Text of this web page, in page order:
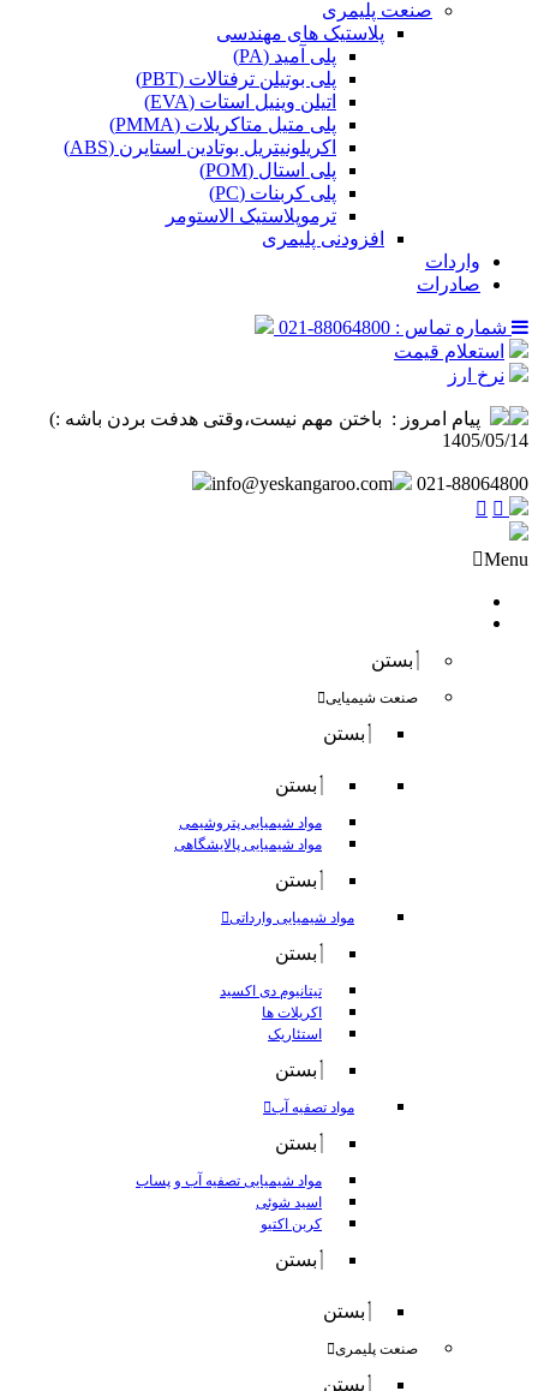
صنعت پلیمری
پلاستیک های مهندسی
پلی آمید (PA)
پلی بوتیلن ترفتالات (PBT)
اتیلن وینیل استات (EVA)
پلی متیل متاکریلات (PMMA)
اکریلونیتریل بوتادین استایرن (ABS)
پلی استال (POM)
پلی کربنات (PC)
ترموپلاستیک الاستومر
افزودنی پلیمری
واردات
صادرات
شماره تماس : 88064800-021
استعلام قیمت
نرخ ارز
پیام امروز : ‌ باختن مهم نیست،وقتی هدفت بردن باشه :) ️
1405/05/14
info@yeskangaroo.com 021-88064800
Menu
بستن
صنعت شیمیایی
بستن
بستن
مواد شیمیایی پتروشیمی
مواد شیمیایی پالایشگاهی
بستن
مواد شیمیایی وارداتی
بستن
تیتانیوم دی اکسید
اکریلات ها
استئاریک
بستن
مواد تصفیه آب
بستن
مواد شیمیایی تصفیه آب و پساب
اسید شوئی
کربن اکتیو
بستن
بستن
صنعت پلیمری
بستن